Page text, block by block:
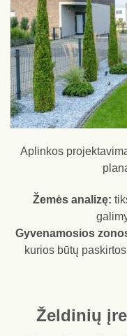
Aplinkos
Žemės analizę:
Gyvenamosios
kurios būtų
Želdinių